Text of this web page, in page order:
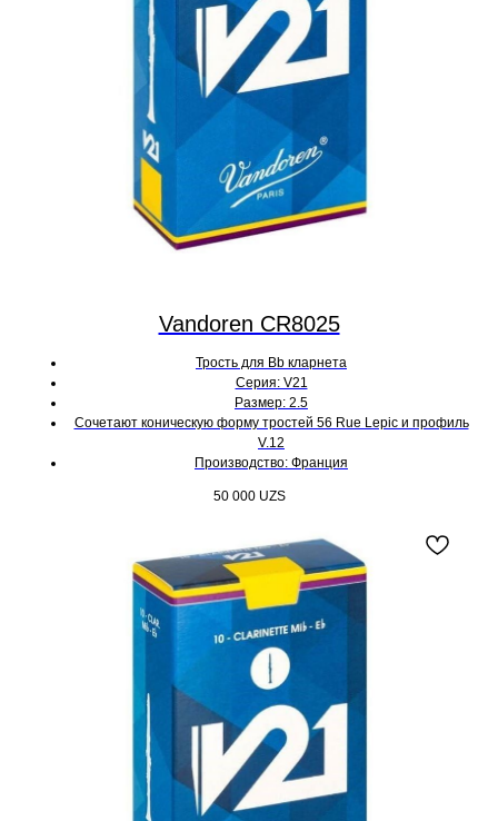
Vandoren CR8025
Трость для Bb кларнета
Серия: V21
Размер: 2.5
Cочетают коническую форму тростей 56 Rue Lepic и профиль
V.12
Производство: Франция
50 000 UZS